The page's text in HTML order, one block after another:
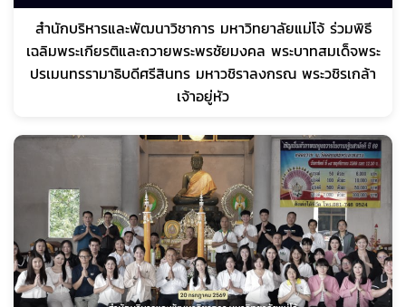
สำนักบริหารและพัฒนาวิชาการ มหาวิทยาลัยแม่โจ้ ร่วมพิธี
เฉลิมพระเกียรติและถวายพระพรชัยมงคล พระบาทสมเด็จพระ
ปรเมนทรรามาธิบดีศรีสินทร มหาวชิราลงกรณ พระวชิรเกล้า
เจ้าอยู่หัว